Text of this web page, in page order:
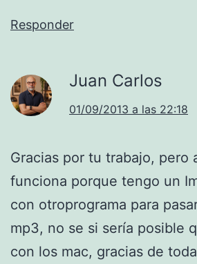
Responder
Juan Carlos
01/09/2013 a las 22:18
Gracias por tu trabajo, pero
funciona porque tengo un
con otroprograma para
mp3, no se si sería posible
con los mac, gracias de